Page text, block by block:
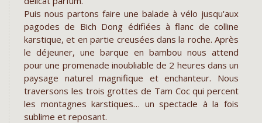
Puis nous partons faire une balade à vélo jusqu'aux
pagodes de Bich Dong édifiées à flanc de colline
karstique, et en partie creusées dans la roche. Après
le déjeuner, une barque en bambou nous attend
pour une promenade inoubliable de 2 heures dans un
paysage naturel magnifique et enchanteur. Nous
traversons les trois grottes de Tam Coc qui percent
les montagnes karstiques… un spectacle à la fois
sublime et reposant.